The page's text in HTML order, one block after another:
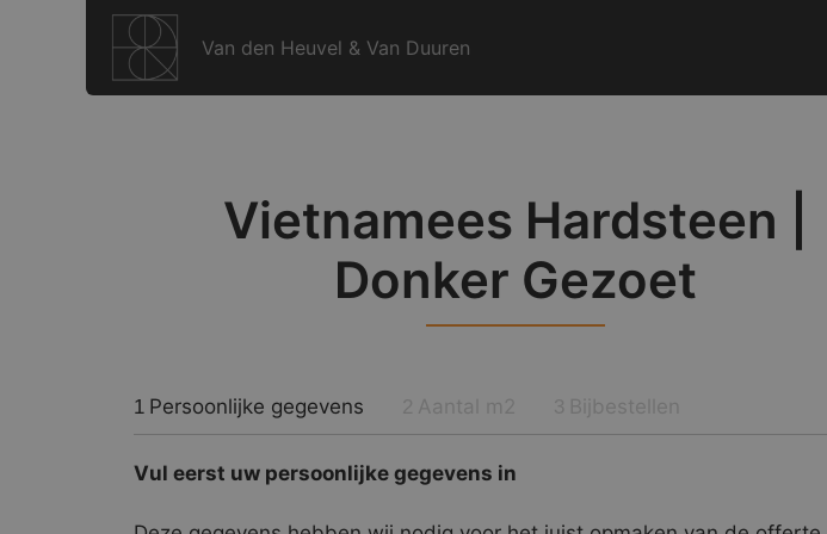
Van den Heuvel & Van Duuren
Vietnamees Hardsteen |
Donker Gezoet
1 Persoonlijke gegevens
Vul eerst uw persoonlijke gegevens in